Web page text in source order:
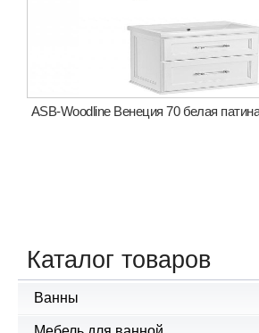
Каталог товаров
Ванны
Чугунные ванны
ASB-Woodline Венеция 70 белая